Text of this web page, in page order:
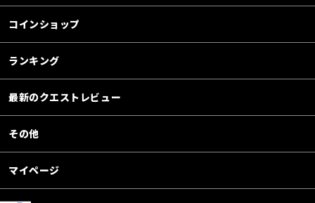
コインショップ
ランキング
最新のクエストレビュー
その他
マイページ